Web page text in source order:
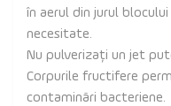
în aerul din jurul
necesitate.
Nu pulverizați un jet
Corpurile fructifere
contaminări bacteriene.